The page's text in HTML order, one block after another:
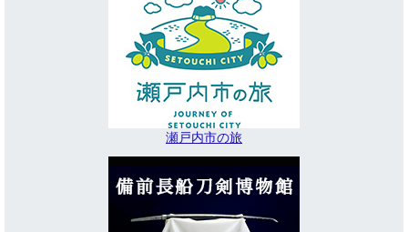
瀬戸内市の旅